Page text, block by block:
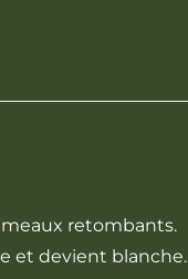
retombants.
et devient blanche.